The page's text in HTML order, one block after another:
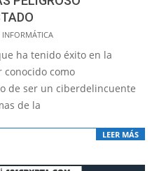
INFORMÁTICA
ha tenido éxito en la
conocido como
de ser un ciberdelincuente
de la
LEER MÁS